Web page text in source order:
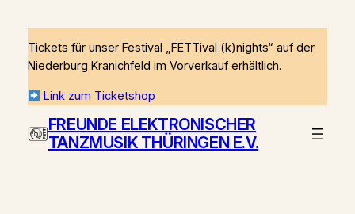
Inhalt
springen
Tickets für unser Festival „FETTival (k)nights“ auf der
Niederburg Kranichfeld im Vorverkauf erhältlich.
Link zum Ticketshop
FREUNDE ELEKTRONISCHER
TANZMUSIK THÜRINGEN E.V.